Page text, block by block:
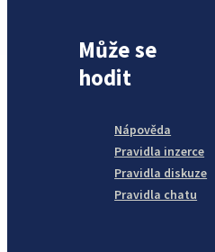
Může se
hodit
Nápověda
Pravidla inzerce
Pravidla diskuze
Pravidla chatu